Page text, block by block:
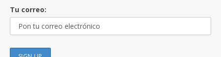
Tu correo: